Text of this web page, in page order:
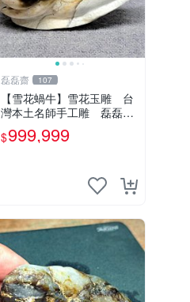
磊磊齋 107
【雪花蝸牛】雪花玉雕 台
灣本土名師手工雕 磊磊齋
全天然奇石雅石觀賞石圖案
石畫面石人物石山形型石風
$999,999